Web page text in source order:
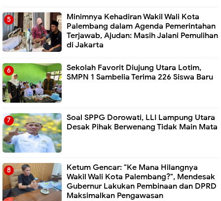
Minimnya Kehadiran Wakil Wali Kota
Palembang dalam Agenda Pemerintahan
Terjawab, Ajudan: Masih Jalani Pemulihan
di Jakarta
Sekolah Favorit Diujung Utara Lotim,
SMPN 1 Sambelia Terima 226 Siswa Baru ‎
Soal SPPG Dorowati, LLI Lampung Utara
Desak Pihak Berwenang Tidak Main Mata
Ketum Gencar: "Ke Mana Hilangnya
Wakil Wali Kota Palembang?", Mendesak
Gubernur Lakukan Pembinaan dan DPRD
Maksimalkan Pengawasan